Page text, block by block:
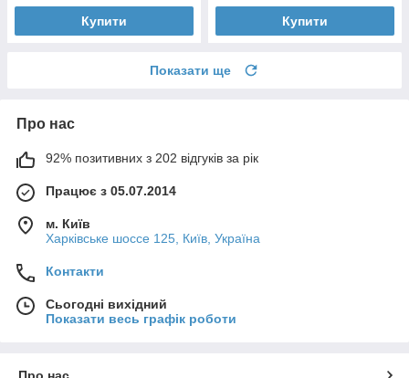
Купити Купити
Показати ще
Про нас
92% позитивних з 202 відгуків за рік
Працює з 05.07.2014
м. Київ
Харківське шоссе 125, Київ, Україна
Контакти
Сьогодні вихідний
Показати весь графік роботи